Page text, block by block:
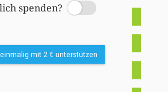
spenden?
Switch
mit 2 € unterstützen